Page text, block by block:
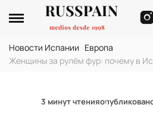
Новости Испании Европа
Женщины за рулём фур: почему в
3 минут чтения